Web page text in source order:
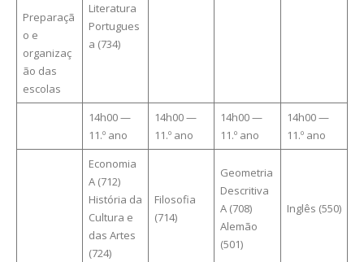
Literatura
Portugues
a (734)
Preparaçã
o e
organizaç
ão das
escolas
14h00 —
11.º ano
14h00 —
11.º ano
14h00 —
11.º ano
14h00 —
11.º ano
Economia
A (712)
História da
Cultura e
das Artes
(724)
Filosofia
(714)
Geometria
Descritiva
A (708)
Alemão
(501)
Inglês (550)